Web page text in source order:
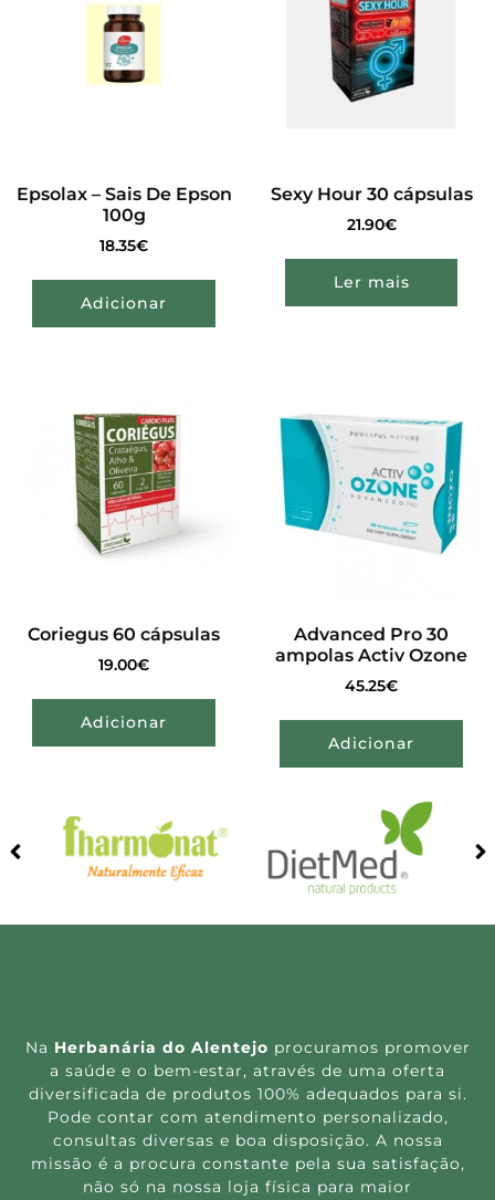
Epsolax – Sais De Epson
100g
18.35€
Adicionar
Sexy Hour 30 cápsulas
21.90€
Ler mais
Coriegus 60 cápsulas
19.00€
Adicionar
Advanced Pro 30
ampolas Activ Ozone
45.25€
Adicionar
Na Herbanária do Alentejo procuramos promover
a saúde e o bem-estar, através de uma oferta
diversificada de produtos 100% adequados para si.
Pode contar com atendimento personalizado,
consultas diversas e boa disposição. A nossa
missão é a procura constante pela sua satisfação,
não só na nossa loja física para maior